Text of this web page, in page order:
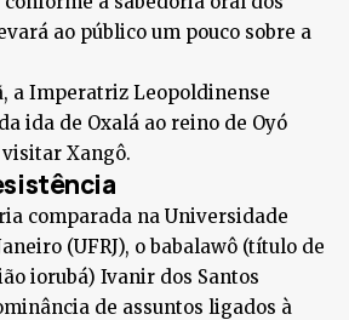
ao público um pouco sobre a
a Imperatriz Leopoldinense
ida de Oxalá ao reino de Oyó
Xangô.
comparada na Universidade
(UFRJ), o babalawô (título de
iorubá) Ivanir dos Santos
de assuntos ligados à